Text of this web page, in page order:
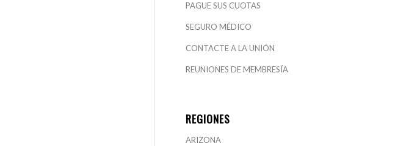
PAGUE SUS CUOTAS
SEGURO MÉDICO
CONTACTE A LA UNIÓN
REUNIONES DE MEMBRESÍA
REGIONES
ARIZONA